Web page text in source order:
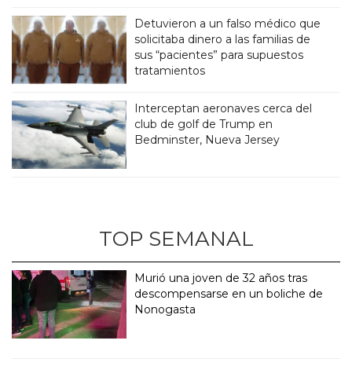
Detuvieron a un falso médico que
solicitaba dinero a las familias de
sus “pacientes” para supuestos
tratamientos
Interceptan aeronaves cerca del
club de golf de Trump en
Bedminster, Nueva Jersey
TOP SEMANAL
Murió una joven de 32 años tras
descompensarse en un boliche de
Nonogasta